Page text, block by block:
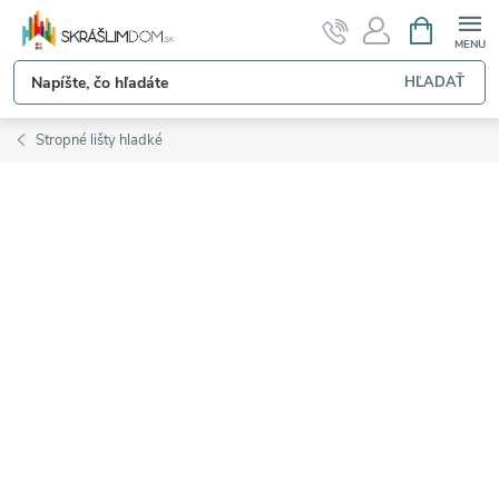
Prejsť
obsah
HĽADAŤ
KOŠÍK
Stropné lišty hladké